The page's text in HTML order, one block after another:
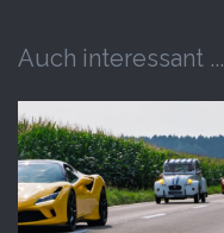
Auch interessant ...